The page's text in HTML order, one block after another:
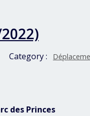
Category :
des Princes